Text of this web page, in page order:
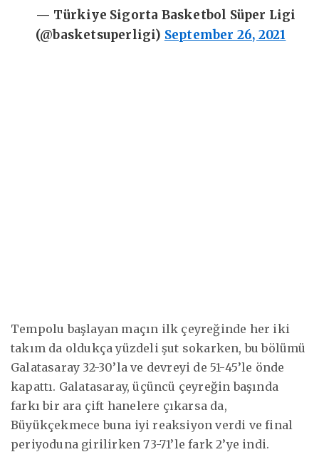
— Türkiye Sigorta Basketbol Süper Ligi
(@basketsuperligi) September 26, 2021
Tempolu başlayan maçın ilk çeyreğinde her iki
takım da oldukça yüzdeli şut sokarken, bu bölümü
Galatasaray 32-30’la ve devreyi de 51-45’le önde
kapattı. Galatasaray, üçüncü çeyreğin başında
farkı bir ara çift hanelere çıkarsa da,
Büyükçekmece buna iyi reaksiyon verdi ve final
periyoduna girilirken 73-71’le fark 2’ye indi.